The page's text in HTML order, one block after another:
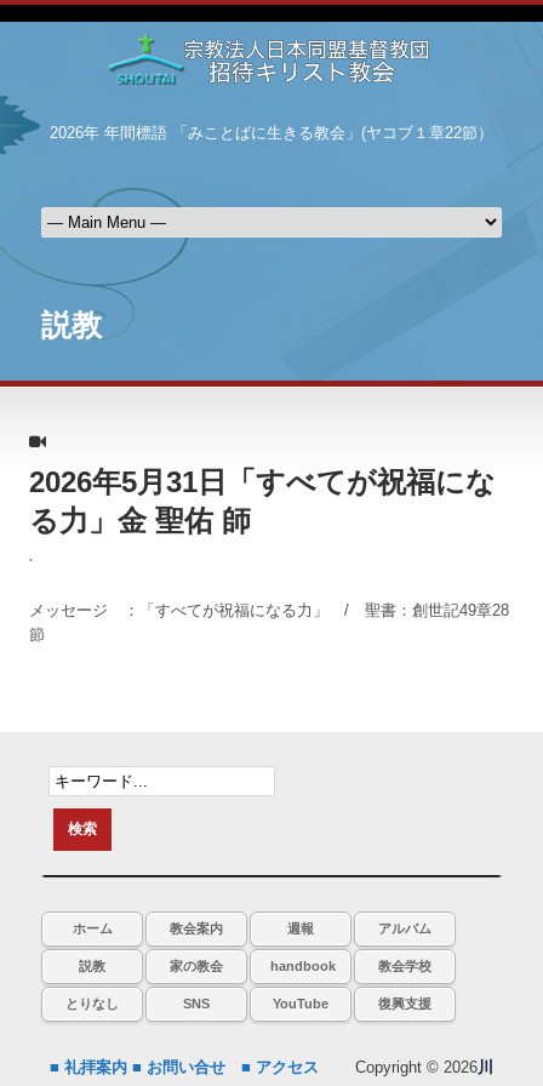
2026年 年間標語 「みことばに生きる教会」(ヤコブ１章22節）
説教
2026年5月31日「すべてが祝福にな
る力」金 聖佑 師
.
メッセージ ：「すべてが祝福になる力」 / 聖書：創世記49章28
節
ホーム 教会案内 週報 アルバム
説教 家の教会 handbook 教会学校
とりなし SNS YouTube 復興支援
■ 礼拝案内 ■ お問い合せ ■ アクセス Copyright © 2026川